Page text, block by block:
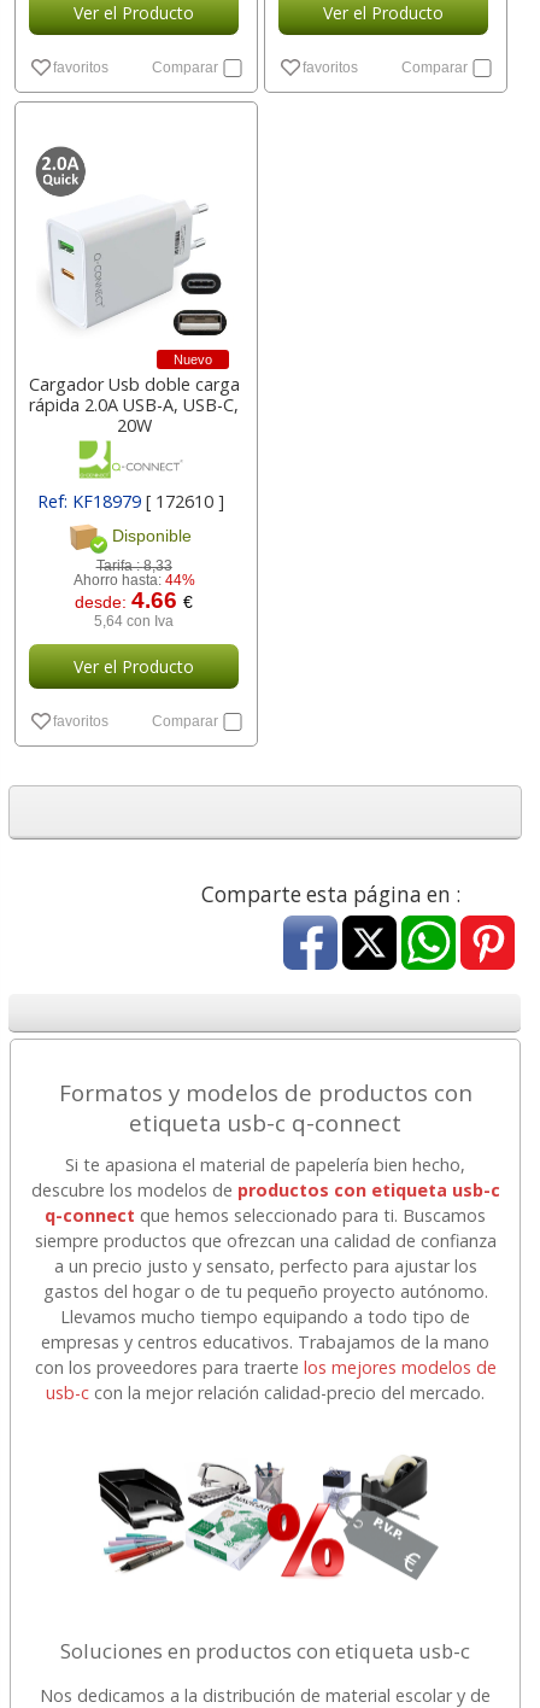
Ver el Producto
favoritos Comparar
Ver el Producto
favoritos Comparar
Nuevo
Cargador Usb doble carga
rápida 2.0A USB-A, USB-C,
20W
Ref: KF18979 [ 172610 ]
Disponible
Tarifa :8,33
Ahorro hasta: 44%
desde:4.66€
5,64 con Iva
Ver el Producto
favoritos Comparar
Comparte esta página en :
Formatos y modelos de productos con
etiqueta usb-c q-connect
Si te apasiona el material de papelería bien hecho,
descubre los modelos de productos con etiqueta usb-c
q-connect que hemos seleccionado para ti. Buscamos
siempre productos que ofrezcan una calidad de confianza
a un precio justo y sensato, perfecto para ajustar los
gastos del hogar o de tu pequeño proyecto autónomo.
Llevamos mucho tiempo equipando a todo tipo de
empresas y centros educativos. Trabajamos de la mano
con los proveedores para traerte los mejores modelos de
usb-c con la mejor relación calidad-precio del mercado.
Soluciones en productos con etiqueta usb-c
Nos dedicamos a la distribución de material escolar y de